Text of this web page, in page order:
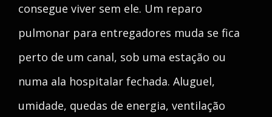
consegue viver sem ele. Um reparo
pulmonar para entregadores muda se fica
perto de um canal, sob uma estação ou
numa ala hospitalar fechada. Aluguel,
umidade, quedas de energia, ventilação